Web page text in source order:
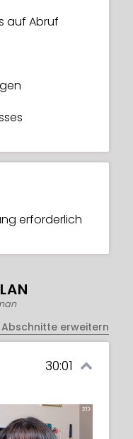
auf
sie hier, um
eines
gibt es viel
auf Abruf
erforderlich
erweitern
30:01